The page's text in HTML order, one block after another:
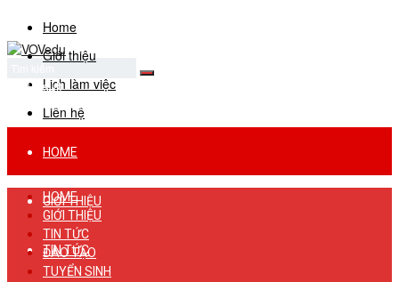
Home
Giới thiệu
Lịch làm việc
Liên hệ
No Result
View All Result
HOME
GIỚI THIỆU
TIN TỨC
HOME
GIỚI THIỆU
TIN TỨC
ĐÀO TẠO
TUYỂN SINH